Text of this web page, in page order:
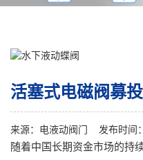
活塞式电磁阀募
来源： 电液动阀门 发布时间
随着中国长期资金市场的持